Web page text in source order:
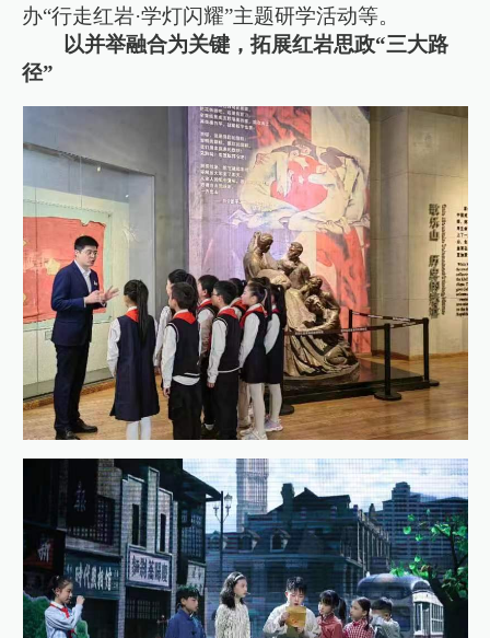
办“行走红岩·学灯闪耀”主题研学活动等。
以并举融合为关键，拓展红岩思政“三大路
径”